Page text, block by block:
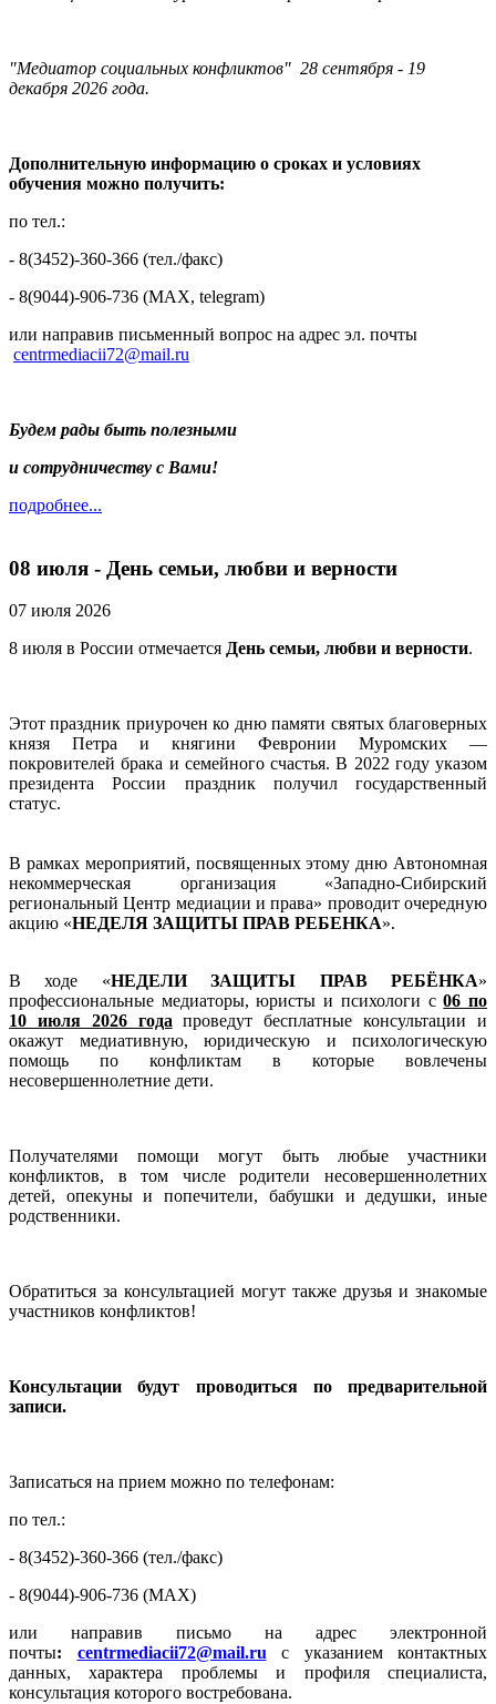
"Медиатор социальных конфликтов" 28 сентября - 19
декабря 2026 года.
Дополнительную информацию о сроках и условиях
обучения можно получить:
по тел.:
- 8(3452)-360-366 (тел./факс)
- 8(9044)-906-736 (МAX, telegram)
или направив письменный вопрос на адрес эл. почты
centrmediacii72@mail.ru
Будем рады быть полезными
и сотрудничеству с Вами!
подробнее...
08 июля - День семьи, любви и верности
07 июля 2026
8 июля в России отмечается День семьи, любви и верности.
Этот праздник приурочен ко дню памяти святых благоверных
князя Петра и княгини Февронии Муромских —
покровителей брака и семейного счастья. В 2022 году указом
президента России праздник получил государственный
статус.
В рамках мероприятий, посвященных этому дню Автономная
некоммерческая организация «Западно-Сибирский
региональный Центр медиации и права» проводит очередную
акцию «НЕДЕЛЯ ЗАЩИТЫ ПРАВ РЕБЕНКА».
В ходе «НЕДЕЛИ ЗАЩИТЫ ПРАВ РЕБЁНКА»
профессиональные медиаторы, юристы и психологи с06 по
10 июля 2026 годапроведут бесплатные консультации и
окажут медиативную, юридическую и психологическую
помощь по конфликтам в которые вовлечены
несовершеннолетние дети.
Получателями помощи могут быть любые участники
конфликтов, в том числе родители несовершеннолетних
детей, опекуны и попечители, бабушки и дедушки, иные
родственники.
Обратиться за консультацией могут также друзья и знакомые
участников конфликтов!
Консультации будут проводиться по предварительной
записи.
Записаться на прием можно по телефонам:
по тел.:
- 8(3452)-360-366 (тел./факс)
- 8(9044)-906-736 (MAX)
или направив письмо на адрес электронной
почты: centrmediacii72@mail.ruс указанием контактных
данных, характера проблемы и профиля специалиста,
консультация которого востребована.